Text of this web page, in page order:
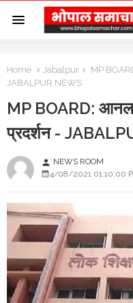
Home Jabalpur
MP
JABALPUR NEWS
MP BOARD:
प्रदर्शन -
person NEWS ROOM
4/08/2021 01:10:00